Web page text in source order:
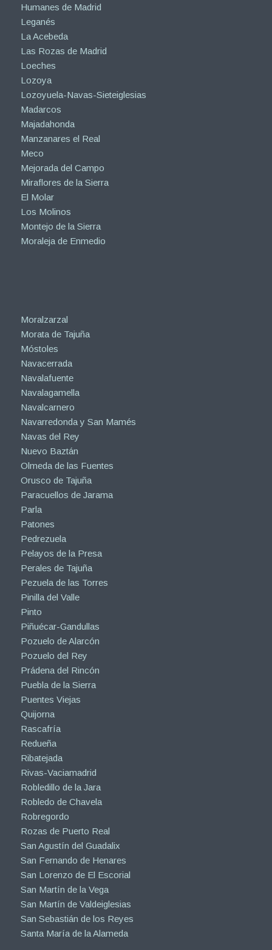
Humanes de Madrid
Leganés
La Acebeda
Las Rozas de Madrid
Loeches
Lozoya
Lozoyuela-Navas-Sieteiglesias
Madarcos
Majadahonda
Manzanares el Real
Meco
Mejorada del Campo
Miraflores de la Sierra
El Molar
Los Molinos
Montejo de la Sierra
Moraleja de Enmedio
Moralzarzal
Morata de Tajuña
Móstoles
Navacerrada
Navalafuente
Navalagamella
Navalcarnero
Navarredonda y San Mamés
Navas del Rey
Nuevo Baztán
Olmeda de las Fuentes
Orusco de Tajuña
Paracuellos de Jarama
Parla
Patones
Pedrezuela
Pelayos de la Presa
Perales de Tajuña
Pezuela de las Torres
Pinilla del Valle
Pinto
Piñuécar-Gandullas
Pozuelo de Alarcón
Pozuelo del Rey
Prádena del Rincón
Puebla de la Sierra
Puentes Viejas
Quijorna
Rascafría
Redueña
Ribatejada
Rivas-Vaciamadrid
Robledillo de la Jara
Robledo de Chavela
Robregordo
Rozas de Puerto Real
San Agustín del Guadalix
San Fernando de Henares
San Lorenzo de El Escorial
San Martín de la Vega
San Martín de Valdeiglesias
San Sebastián de los Reyes
Santa María de la Alameda